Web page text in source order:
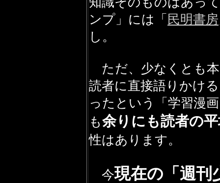
ンプ」には「 民明書房
し。
ただ、少なくとも
読者に直接語りかけ
ったという「学習漫
も余りにも読者の
性はあります。
今現在の「週刊